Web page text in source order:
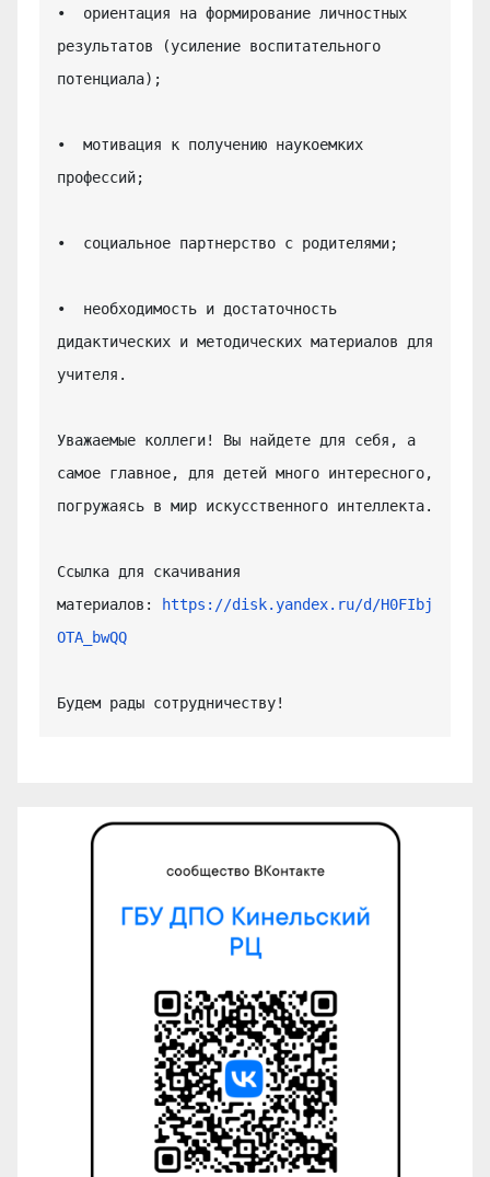
•  ориентация на формирование личностных
результатов (усиление воспитательного
потенциала);
•  мотивация к получению наукоемких
профессий;
•  социальное партнерство с родителями;
•  необходимость и достаточность
дидактических и методических материалов для
учителя.
Уважаемые коллеги! Вы найдете для себя, а
самое главное, для детей много интересного,
погружаясь в мир искусственного интеллекта.
Ссылка для скачивания
материалов:
https://disk.yandex.ru/d/H0FIbj
OTA_bwQQ
Будем рады сотрудничеству!